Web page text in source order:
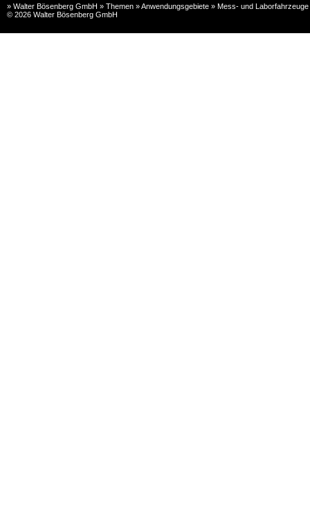
» Walter Bösenberg GmbH » Themen » Anwendungsgebiete » Mess- und
© 2026 Walter Bösenberg GmbH